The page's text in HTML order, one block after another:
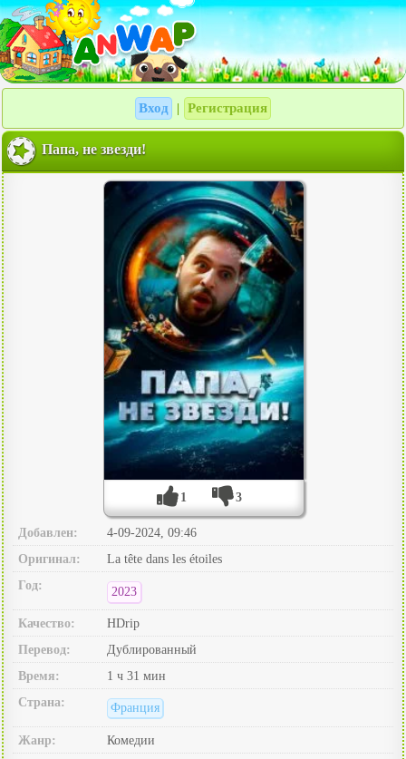
Вход Регистрация
Папа, не звезди!
1 3
Добавлен:
4-09-2024, 09:46
Оригинал:
La tête dans les étoiles
Год:
2023
Качество:
HDrip
Перевод:
Дублированный
Время:
1 ч 31 мин
Страна:
Франция
Жанр:
Комедии